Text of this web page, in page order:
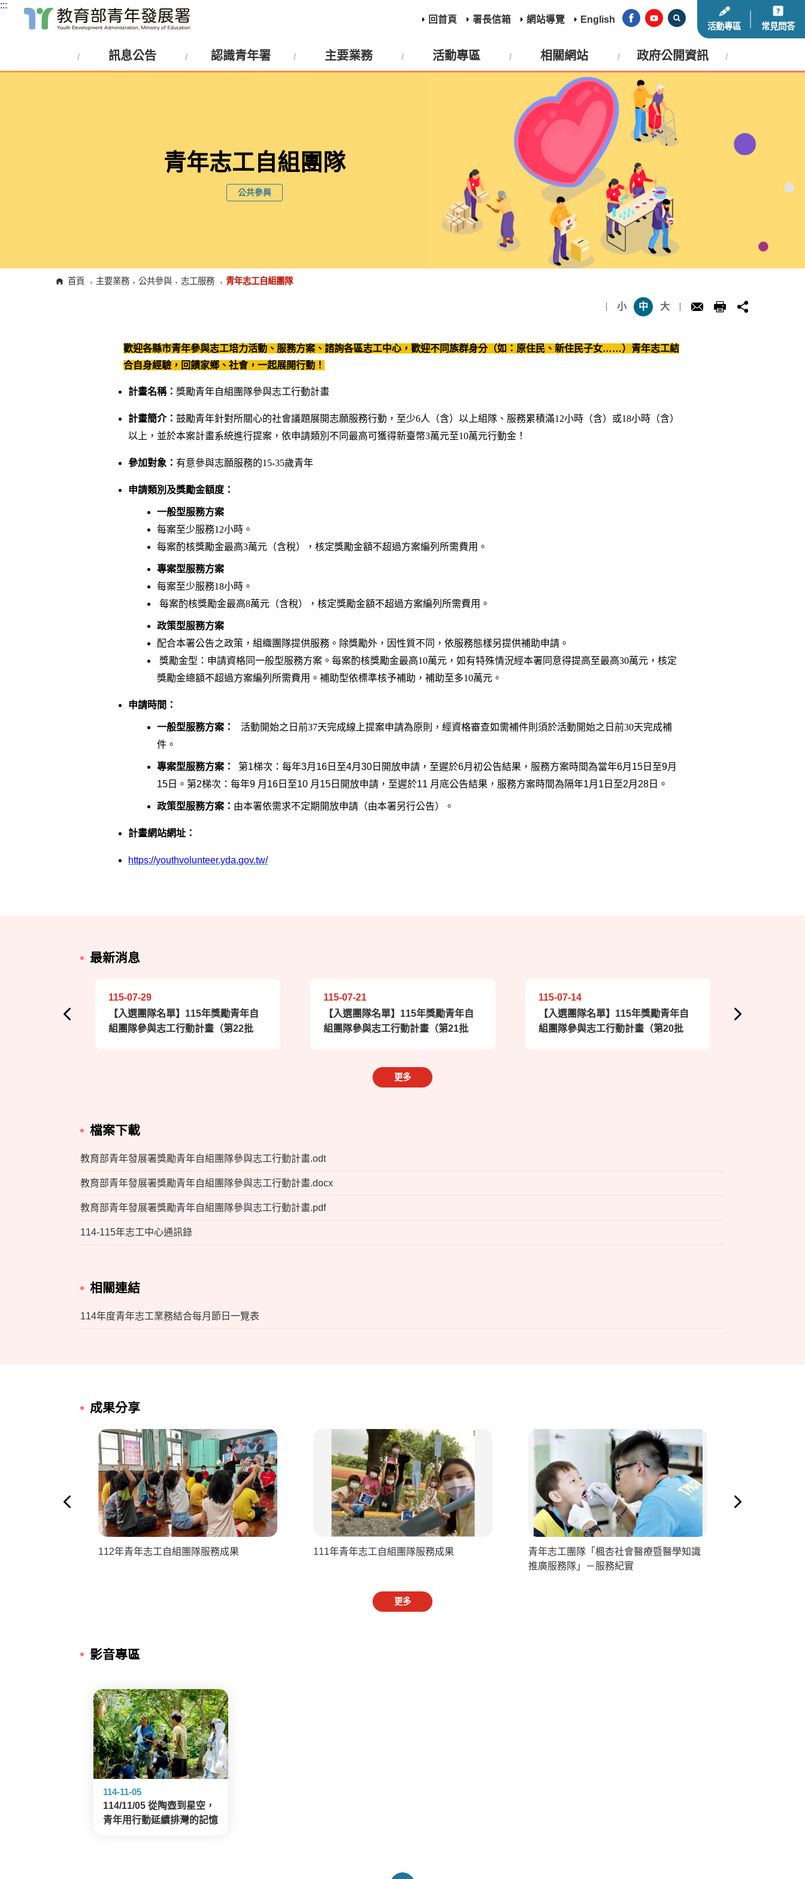
:::
回首頁
署長信箱 網站導覽 English
活動專區 常見問答
訊息公告 認識青年署 主要業務 活動專區 相關網站 政府公開資訊
青年志工自組團隊
公共參與
首頁 主要業務 公共參與 志工服務 青年志工自組團隊
小 中 大
歡迎各縣市青年參與志工培力活動、服務方案、諮詢各區志工中心，歡迎不同族群身分（如：原住民、新住民子女……）青年志工結
合自身經驗，回饋家鄉、社會，一起展開行動！
計畫名稱：獎勵青年自組團隊參與志工行動計畫
計畫簡介：鼓勵青年針對所關心的社會議題展開志願服務行動，至少6人（含）以上組隊、服務累積滿12小時（含）或18小時（含）
以上，並於本案計畫系統進行提案，依申請類別不同最高可獲得新臺幣3萬元至10萬元行動金！
參加對象： 有意參與志願服務的15-35歲青年
申請類別及獎勵金額度：
一般型服務方案
每案至少服務12小時。
每案酌核獎勵金最高3萬元（含稅），核定獎勵金額不超過方案編列所需費用。
專案型服務方案
每案至少服務18小時。
每案酌核獎勵金最高8萬元（含稅），核定獎勵金額不超過方案編列所需費用。
政策型服務方案
配合本署公告之政策，組織團隊提供服務。除獎勵外，因性質不同，依服務態樣另提供補助申請。
獎勵金型：申請資格同一般型服務方案。每案酌核獎勵金最高10萬元，如有特殊情況經本署同意得提高至最高30萬元，核定
獎勵金總額不超過方案編列所需費用。補助型依標準核予補助，補助至多10萬元。
申請時間：
一般型服務方案：
活動開始之日前37天完成線上提案申請為原則，經資格審查如需補件則須於活動開始之日前30天完成補
件。
專案型服務方案： 第1梯次：每年3月 16 日至4月30 日開放申請，至遲於6月初公告結果，服務方案時間為當年6月 15 日至9月
15 日。第2梯次：每年9 月 16 日至10 月 15 日開放申請，至遲於11 月底公告結果，服務方案時間為隔年1月 1 日至2月 28 日。
政策型服務方案： 由本署依需求不定期開放申請（由本署另行公告）。
計畫網站網址：
https://youthvolunteer.yda.gov.tw/
最新消息
115-07-29
【入選團隊名單】115年獎勵青年自
組團隊參與志工行動計畫（第22批
115-07-21
【入選團隊名單】115年獎勵青年自
組團隊參與志工行動計畫（第21批
115-07-14
【入選團隊名單】115年獎勵青年自
組團隊參與志工行動計畫（第20批
更多
檔案下載
教育部青年發展署獎勵青年自組團隊參與志工行動計畫.odt
教育部青年發展署獎勵青年自組團隊參與志工行動計畫.docx
教育部青年發展署獎勵青年自組團隊參與志工行動計畫.pdf
114-115年志工中心通訊錄
相關連結
114年度青年志工業務結合每月節日一覽表
成果分享
112年青年志工自組團隊服務成果 111年青年志工自組團隊服務成果
青年志工團隊「楓杏社會醫療暨醫學知識
推廣服務隊」－服務紀實
更多
影音專區
114-11-05
114/11/05 從陶壺到星空，
青年用行動延續排灣的記憶